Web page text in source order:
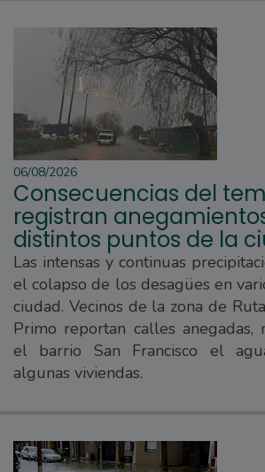
06/08/2026
Consecuencias del
registran
distintos puntos de la
Las intensas y continuas
el colapso de los desagües en
ciudad. Vecinos de la zona de
Primo reportan calles anegadas,
el barrio San Francisco el
algunas viviendas.